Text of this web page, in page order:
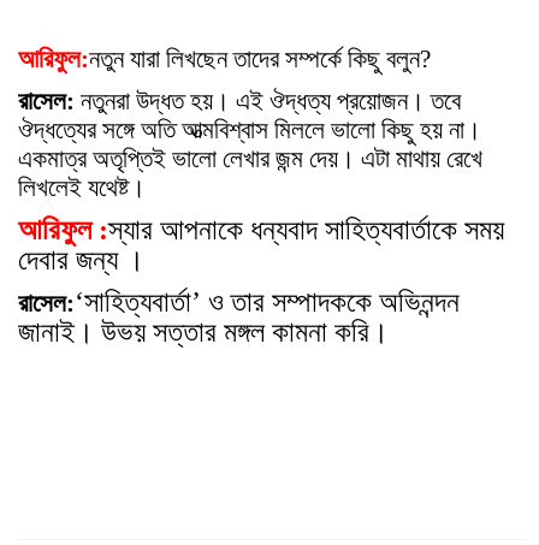
আরিফুল:নতুন যারা লিখছেন তাদের সম্পর্কে কিছু বলুন?
রাসেল: নতুনরা উদ্ধত হয়। এই ঔদ্ধত্য প্রয়োজন। তবে
ঔদ্ধত্যের সঙ্গে অতি আত্মবিশ্বাস মিললে ভালো কিছু হয় না।
একমাত্র অতৃপ্তিই ভালো লেখার জন্ম দেয়। এটা মাথায় রেখে
লিখলেই যথেষ্ট।
আরিফুল :স্যার আপনাকে ধন্যবাদ সাহিত্যবার্তাকে সময়
দেবার জন্য ।
রাসেল:‘সাহিত্যবার্তা’ ও তার সম্পাদককে অভিনন্দন
জানাই। উভয় সত্তার মঙ্গল কামনা করি।